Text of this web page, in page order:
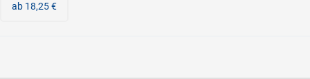
ab 18,25 €